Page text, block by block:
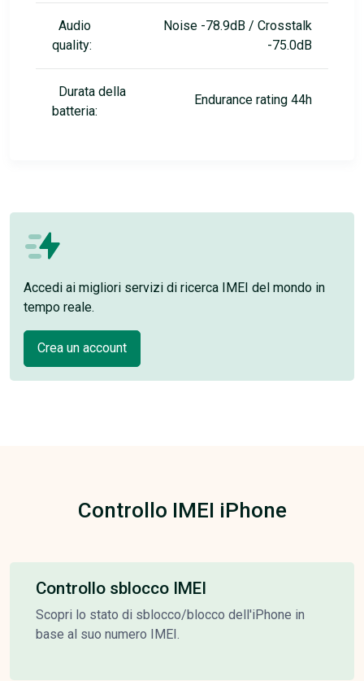
Audio
quality:
Noise -78.9dB / Crosstalk
-75.0dB
Durata della
batteria:
Endurance rating 44h
Accedi ai migliori servizi di ricerca IMEI del mondo in
tempo reale.
Crea un account
Controllo IMEI iPhone
Controllo sblocco IMEI
Scopri lo stato di sblocco/blocco dell'iPhone in
base al suo numero IMEI.